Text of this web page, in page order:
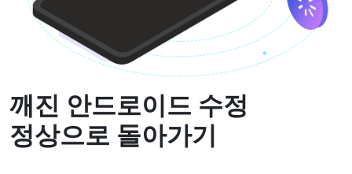
깨진 안드로이드 수정
정상으로 돌아가기